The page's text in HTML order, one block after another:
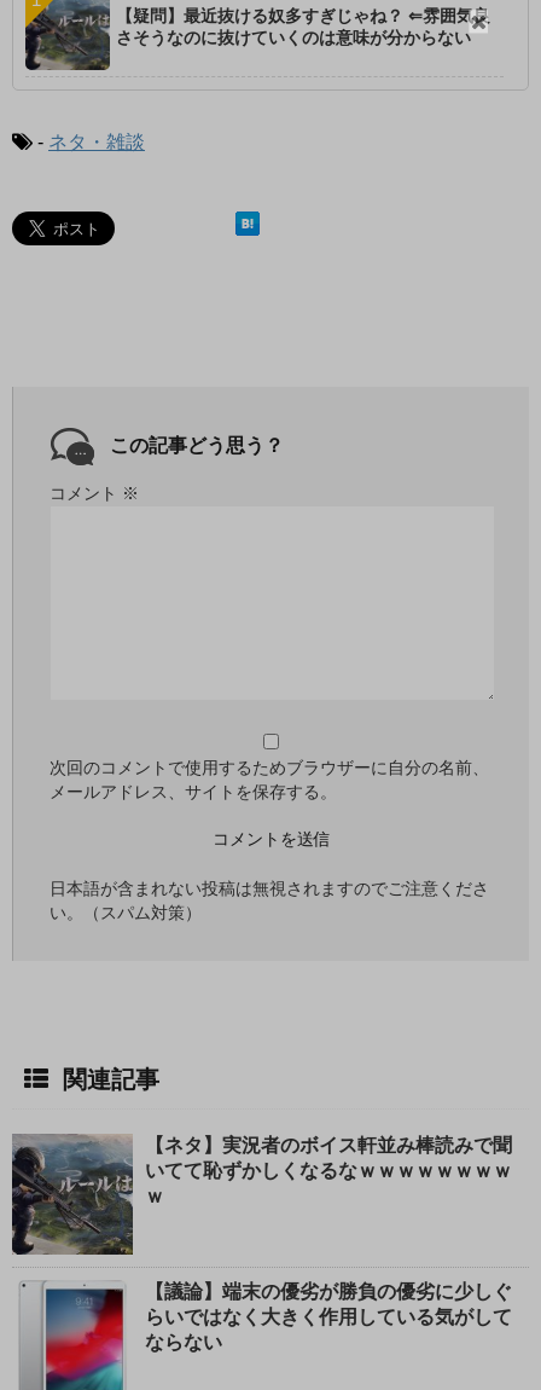
閉
る
【疑問】最近抜ける奴多すぎじゃね？ ⇐雰囲気良
さそうなのに抜けていくのは意味が分からない
- ネタ・雑談
この記事どう思う？
コメント ※
次回のコメントで使用するためブラウザーに自分の名前、
メールアドレス、サイトを保存する。
日本語が含まれない投稿は無視されますのでご注意くださ
い。（スパム対策）
関連記事
【ネタ】実況者のボイス軒並み棒読みで聞
いてて恥ずかしくなるなｗｗｗｗｗｗｗｗ
ｗ
【議論】端末の優劣が勝負の優劣に少しぐ
らいではなく大きく作用している気がして
ならない